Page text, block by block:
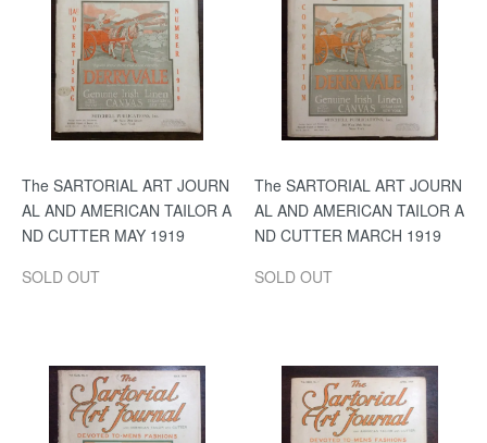
The SARTORIAL ART JOURN
AL AND AMERICAN TAILOR A
ND CUTTER MAY 1919
SOLD OUT
The SARTORIAL ART JOURN
AL AND AMERICAN TAILOR A
ND CUTTER MARCH 1919
SOLD OUT